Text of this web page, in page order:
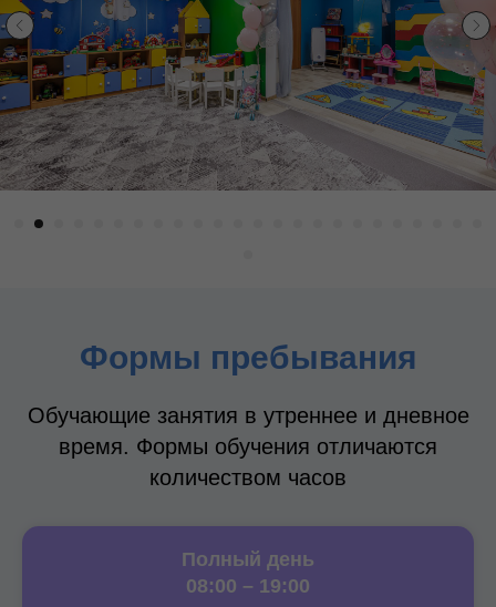
Формы пребывания
Обучающие занятия в утреннее и дневное
время. Формы обучения отличаются
количеством часов
Полный день
08:00 – 19:00